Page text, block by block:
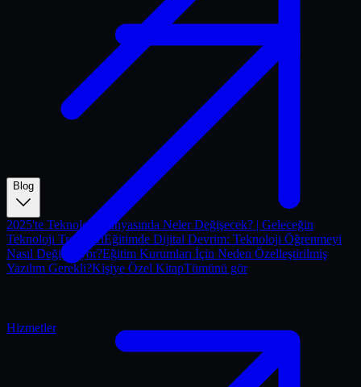
Hizmetler
Blog
2025'te Teknoloji Dünyasında Neler Değişecek? | Geleceğin
Teknoloji TrendleriEğitimde Dijital Devrim: Teknoloji Öğrenmeyi
Nasıl Değiştiriyor?Eğitim Kurumları İçin Neden Özelleştirilmiş
Yazılım Gerekli?Kişiye Özel KitapTümünü gör